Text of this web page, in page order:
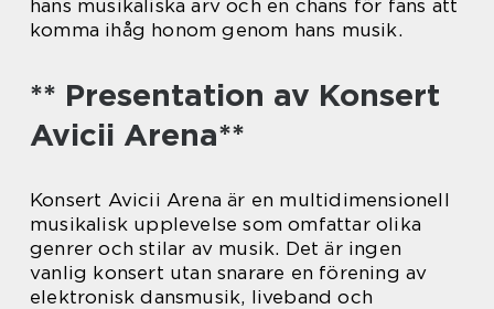
hans musikaliska arv och en chans för fans att
komma ihåg honom genom hans musik.
** Presentation av Konsert
Avicii Arena**
Konsert Avicii Arena är en multidimensionell
musikalisk upplevelse som omfattar olika
genrer och stilar av musik. Det är ingen
vanlig konsert utan snarare en förening av
elektronisk dansmusik, liveband och